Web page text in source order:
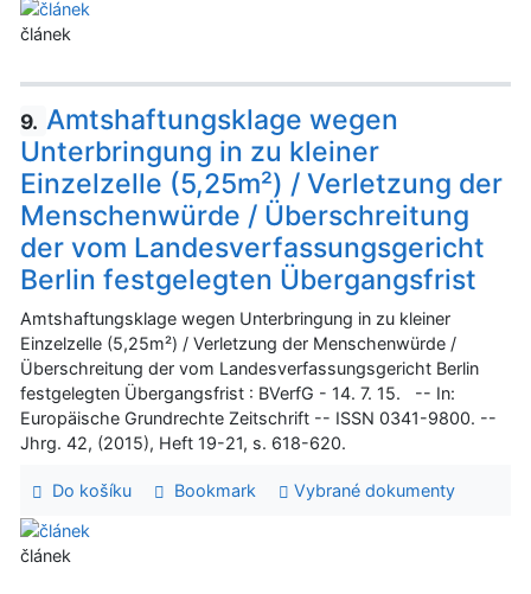
článek
9. Amtshaftungsklage wegen
Unterbringung in zu kleiner
Einzelzelle (5,25m²) / Verletzung der
Menschenwürde / Überschreitung
der vom Landesverfassungsgericht
Berlin festgelegten Übergangsfrist
Amtshaftungsklage wegen Unterbringung in zu kleiner
Einzelzelle (5,25m²) / Verletzung der Menschenwürde /
Überschreitung der vom Landesverfassungsgericht Berlin
festgelegten Übergangsfrist : BVerfG - 14. 7. 15. -- In:
Europäische Grundrechte Zeitschrift -- ISSN 0341-9800. --
Jhrg. 42, (2015), Heft 19-21, s. 618-620.
Do košíku Bookmark Vybrané dokumenty
článek